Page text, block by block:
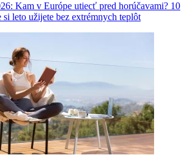
Kam v Európe utiecť pred horúčavami? 10
si leto užijete bez extrémnych teplôt